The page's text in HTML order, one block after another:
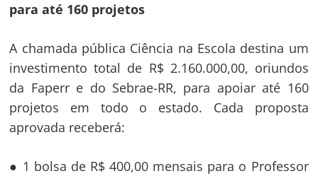
para até 160 projetos
A chamada pública Ciência na Escola destina um
investimento total de R$ 2.160.000,00, oriundos
da Faperr e do Sebrae-RR, para apoiar até 160
projetos em todo o estado. Cada proposta
aprovada receberá:
● 1 bolsa de R$ 400,00 mensais para o Professor
Navegação
de
Post